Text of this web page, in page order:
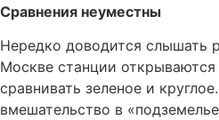
Сравнения неуместны
Нередко доводится слышать
Москве станции
сравнивать зеленое и
вмешательство в